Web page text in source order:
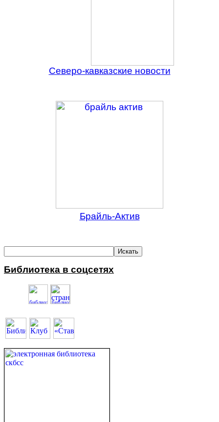
Северо-кавказские новости
Брайль-Актив
Библиотека в соцсетях